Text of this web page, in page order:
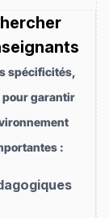
spécificités,
garantir
: